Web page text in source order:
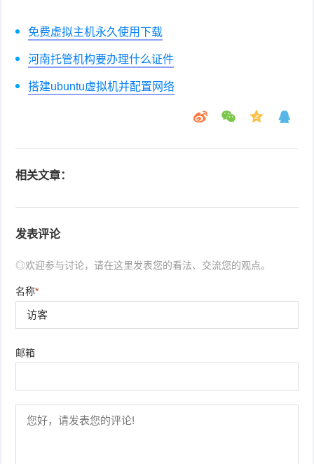
免费虚拟主机永久使用下载
河南托管机构要办理什么证件
搭建ubuntu虚拟机并配置网络
相关文章：
发表评论
◎欢迎参与讨论，请在这里发表您的看法、交流您的观点。
名称*
邮箱